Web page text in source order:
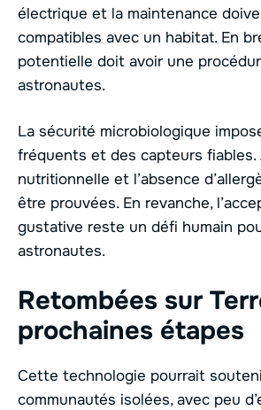
électrique et la maintenance
compatibles avec un habitat. En
potentielle doit avoir une
astronautes.
La sécurité microbiologique
fréquents et des capteurs fiables.
nutritionnelle et l’absence
être prouvées. En revanche,
gustative reste un défi humain
astronautes.
Retombées sur
prochaines étapes
Cette technologie pourrait
communautés isolées, avec peu